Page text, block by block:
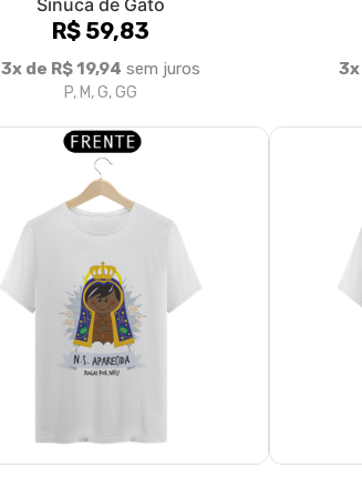
Sinuca de Gato
R$ 59,83
3x de R$ 19,94 sem juros
P, M, G, GG
3x